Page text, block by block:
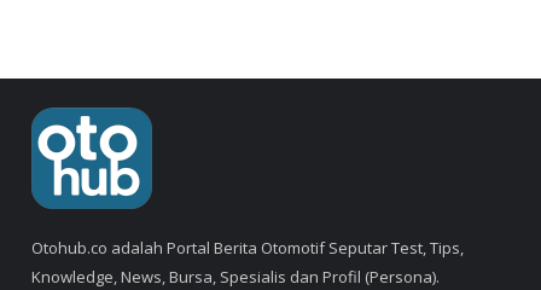
Otohub.co adalah Portal Berita Otomotif Seputar Test, Tips,
Knowledge, News, Bursa, Spesialis dan Profil (Persona).